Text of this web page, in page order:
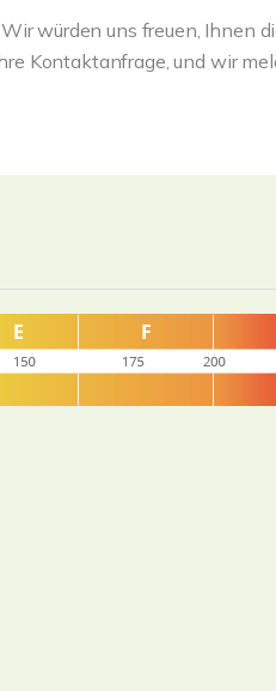
würden uns freuen, Ihnen
Kontaktanfrage, und wir